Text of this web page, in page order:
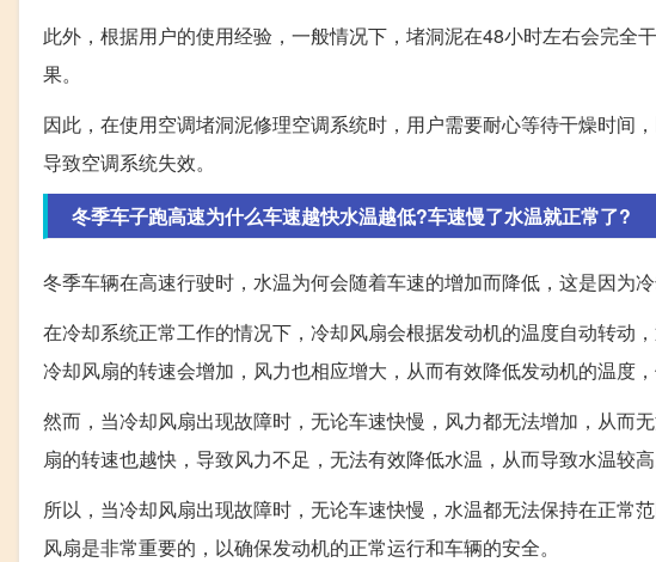
此外，根据用户的使用经验，一般情况下，堵洞泥在48小时左右会完全
果。
因此，在使用空调堵洞泥修理空调系统时，用户需要耐心等待干燥时间
导致空调系统失效。
冬季车子跑高速为什么车速越快水温越低?车速慢了水温就正常了?
冬季车辆在高速行驶时，水温为何会随着车速的增加而降低，这是因为
在冷却系统正常工作的情况下，冷却风扇会根据发动机的温度自动转动
冷却风扇的转速会增加，风力也相应增大，从而有效降低发动机的温度，
然而，当冷却风扇出现故障时，无论车速快慢，风力都无法增加，从而
扇的转速也越快，导致风力不足，无法有效降低水温，从而导致水温较高
所以，当冷却风扇出现故障时，无论车速快慢，水温都无法保持在正常
风扇是非常重要的，以确保发动机的正常运行和车辆的安全。